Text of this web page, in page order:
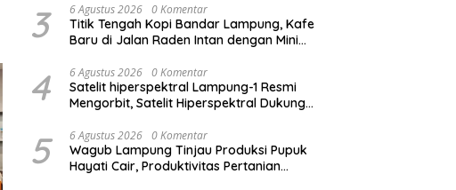
3 6 Agustus 2026 0 Komentar
Titik Tengah Kopi Bandar Lampung, Kafe
Baru di Jalan Raden Intan dengan Mini
4 6 Agustus 2026 0 Komentar
Satelit hiperspektral Lampung-1 Resmi
Mengorbit, Satelit Hiperspektral Dukung
5 6 Agustus 2026 0 Komentar
Wagub Lampung Tinjau Produksi Pupuk
Hayati Cair, Produktivitas Pertanian